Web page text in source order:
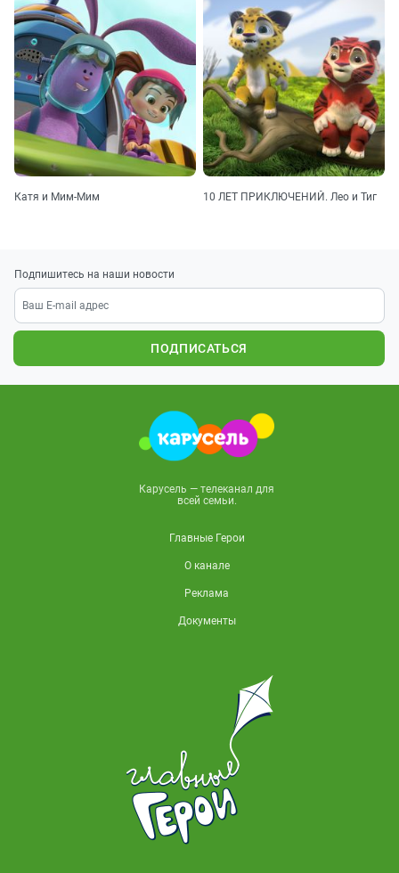
Катя и Мим-Мим 10 ЛЕТ ПРИКЛЮЧЕНИЙ. Лео и Тиг
Подпишитесь на наши новости
ПОДПИСАТЬСЯ
Карусель — телеканал для
всей семьи.
Главные Герои
О канале
Реклама
Документы